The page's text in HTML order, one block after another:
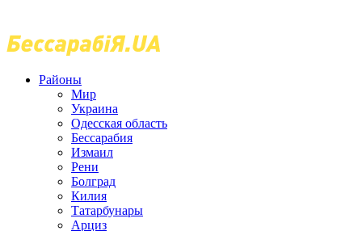
Районы
Мир
Украина
Одесская область
Бессарабия
Измаил
Рени
Болград
Килия
Татарбунары
Арциз